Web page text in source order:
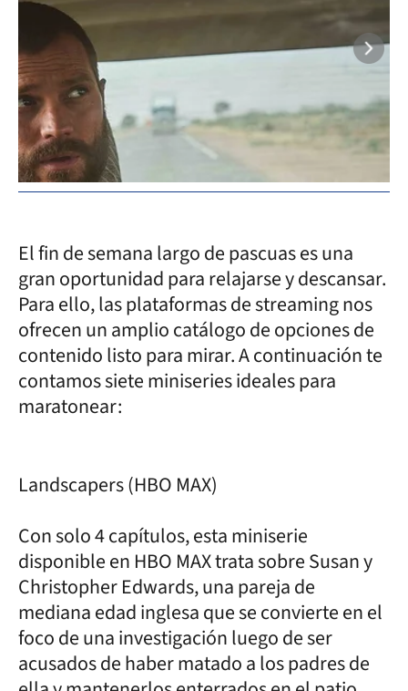
El fin de semana largo de pascuas es una
gran oportunidad para relajarse y descansar.
Para ello, las plataformas de streaming nos
ofrecen un amplio catálogo de opciones de
contenido listo para mirar. A continuación te
contamos siete miniseries ideales para
maratonear:
Landscapers (HBO MAX)
Con solo 4 capítulos, esta miniserie
disponible en HBO MAX trata sobre Susan y
Christopher Edwards, una pareja de
mediana edad inglesa que se convierte en el
foco de una investigación luego de ser
acusados de haber matado a los padres de